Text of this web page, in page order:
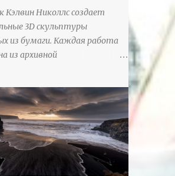
Кэлвин Николлс создает
3D скульптуры
из бумаги. Каждая работа
из архивной
Николлс использует
количества клея для
отдельных деталей,
ножи и инструменты для
чтобы точно
каждую деталь. источник